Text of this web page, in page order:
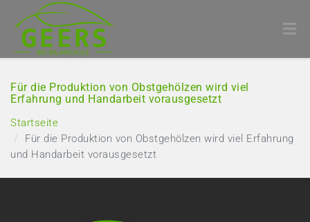
Für die Produktion von Obstgehölzen wird viel
Erfahrung und Handarbeit vorausgesetzt
Startseite
Für die Produktion von Obstgehölzen wird viel Erfahrung
und Handarbeit vorausgesetzt